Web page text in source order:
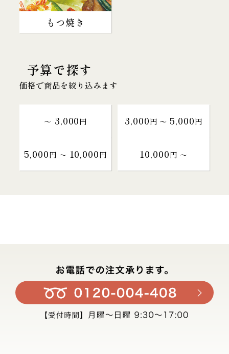
もつ焼き
予算で探す
価格で商品を絞り込みます
～ 3,000円 3,000円 〜 5,000円
5,000円 〜 10,000円 10,000円 〜